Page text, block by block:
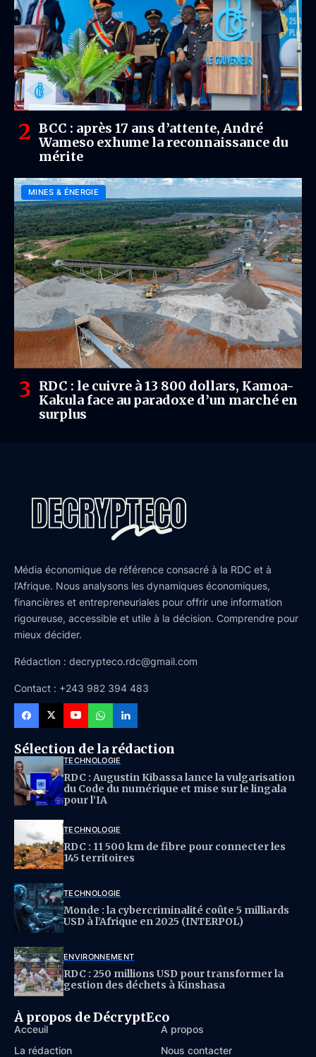
BCC : après 17 ans d’attente, André
Wameso exhume la reconnaissance du
mérite
MINES & ÉNERGIE
RDC : le cuivre à 13 800 dollars, Kamoa-
Kakula face au paradoxe d’un marché en
surplus
Média économique de référence consacré à la RDC et à
l’Afrique. Nous analysons les dynamiques économiques,
financières et entrepreneuriales pour offrir une information
rigoureuse, accessible et utile à la décision. Comprendre pour
mieux décider.
Rédaction : decrypteco.rdc@gmail.com
Contact : +243 982 394 483
Sélection de la rédaction
TECHNOLOGIE
RDC : Augustin Kibassa lance la vulgarisation
du Code du numérique et mise sur le lingala
pour l’IA
TECHNOLOGIE
RDC : 11 500 km de fibre pour connecter les
145 territoires
TECHNOLOGIE
Monde : la cybercriminalité coûte 5 milliards
USD à l’Afrique en 2025 (INTERPOL)
ENVIRONNEMENT
RDC : 250 millions USD pour transformer la
gestion des déchets à Kinshasa
À propos de DécryptEco
Acceuil
À propos
La rédaction
Nous contacter